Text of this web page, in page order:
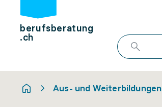
berufsberatung
.ch
Aus- und Weiterbildungen